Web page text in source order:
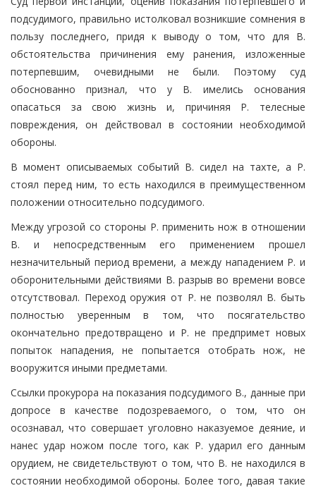
подсудимого, правильно истолковал возникшие сомнения в
пользу последнего, придя к выводу о том, что для В.
обстоятельства причинения ему ранения, изложенные
потерпевшим, очевидными не были. Поэтому суд
обоснованно признал, что у В. имелись основания
опасаться за свою жизнь и, причиняя Р. телесные
повреждения, он действовал в состоянии необходимой
обороны.
В момент описываемых событий В. сидел на тахте, а Р.
стоял перед ним, то есть находился в преимущественном
положении относительно подсудимого.
Между угрозой со стороны Р. применить нож в отношении
В. и непосредственным его применением прошел
незначительный период времени, а между нападением Р. и
оборонительными действиями В. разрыв во времени вовсе
отсутствовал. Переход оружия от Р. не позволял В. быть
полностью уверенным в том, что посягательство
окончательно предотвращено и Р. не предпримет новых
попыток нападения, не попытается отобрать нож, не
вооружится иными предметами.
Ссылки прокурора на показания подсудимого В., данные при
допросе в качестве подозреваемого, о том, что он
осознавал, что совершает уголовно наказуемое деяние, и
нанес удар ножом после того, как Р. ударил его данным
орудием, не свидетельствуют о том, что В. не находился в
состоянии необходимой обороны. Более того, давая такие